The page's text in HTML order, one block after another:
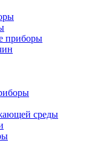
приборы
среды